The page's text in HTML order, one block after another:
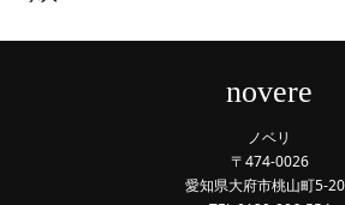
novere
ノベリ
〒474-0026
愛知県大府市桃山町5-